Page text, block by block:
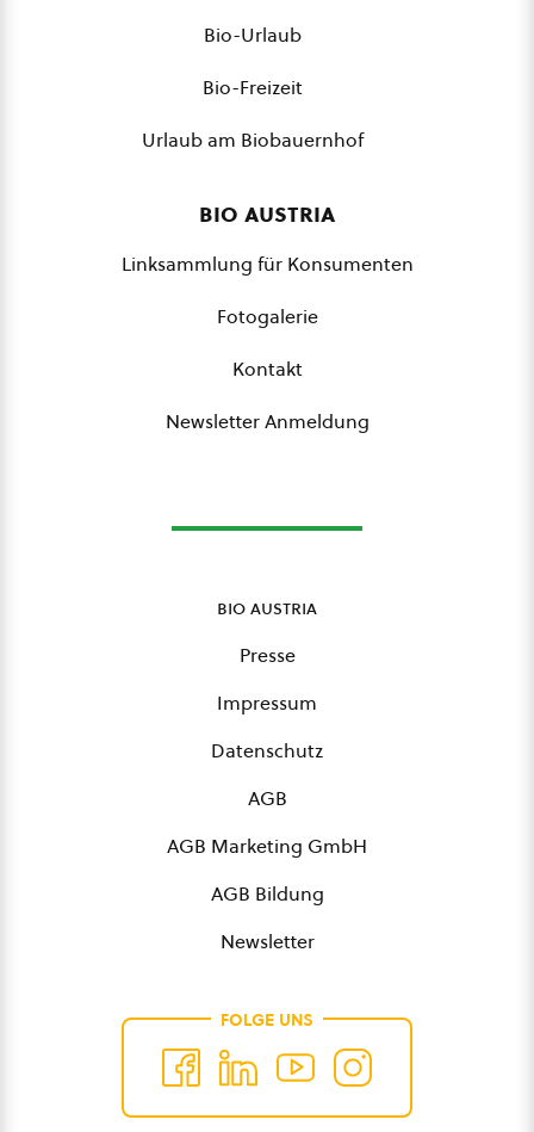
Bio-Urlaub
Bio-Freizeit
Urlaub am Biobauernhof
bio austria
Linksammlung für Konsumenten
Fotogalerie
Kontakt
Newsletter Anmeldung
bio austria
Presse
Impressum
Datenschutz
AGB
AGB Marketing GmbH
AGB Bildung
Newsletter
FOLGE UNS